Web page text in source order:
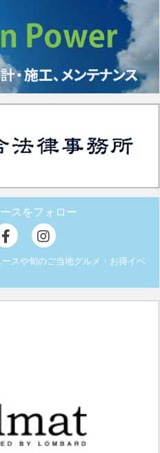
スをフォロー
スや旬のご当地グルメ・お得イベ